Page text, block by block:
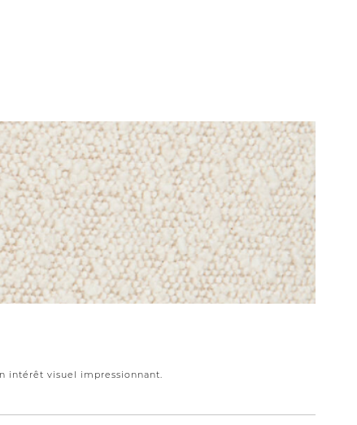
intérêt visuel impressionnant.